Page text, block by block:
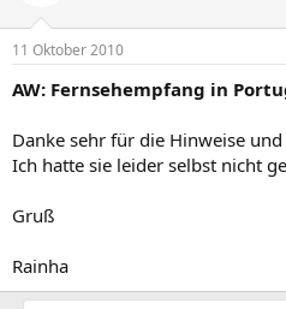
11 Oktober 2010
AW: Fernsehempfang in
Danke sehr für die Hinweise
Ich hatte sie leider selbst nicht
Gruß
Rainha